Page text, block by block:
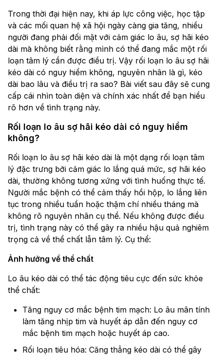
Trong thời đại hiện nay, khi áp lực công việc, học tập
và các mối quan hệ xã hội ngày càng gia tăng, nhiều
người đang phải đối mặt với cảm giác lo âu, sợ hãi kéo
dài mà không biết rằng mình có thể đang mắc một rối
loạn tâm lý cần được điều trị. Vậy rối loạn lo âu sợ hãi
kéo dài có nguy hiểm không, nguyên nhân là gì, kéo
dài bao lâu và điều trị ra sao? Bài viết sau đây sẽ cung
cấp cái nhìn toàn diện và chính xác nhất để bạn hiểu
rõ hơn về tình trạng này.
Rối loạn lo âu sợ hãi kéo dài có nguy hiểm
không?
Rối loạn lo âu sợ hãi kéo dài là một dạng rối loạn tâm
lý đặc trưng bởi cảm giác lo lắng quá mức, sợ hãi kéo
dài, thường không tương xứng với tình huống thực tế.
Người mắc bệnh có thể cảm thấy hồi hộp, lo lắng liên
tục trong nhiều tuần hoặc thậm chí nhiều tháng mà
không rõ nguyên nhân cụ thể. Nếu không được điều
trị, tình trạng này có thể gây ra nhiều hậu quả nghiêm
trọng cả về thể chất lẫn tâm lý. Cụ thể:
Ảnh hưởng về thể chất
Lo âu kéo dài có thể tác động tiêu cực đến sức khỏe
thể chất:
Tăng nguy cơ mắc bệnh tim mạch: Lo âu mãn tính
làm tăng nhịp tim và huyết áp dẫn đến nguy cơ
mắc bệnh tim mạch hoặc huyết áp cao.
Rối loạn tiêu hóa: Căng thẳng kéo dài có thể gây